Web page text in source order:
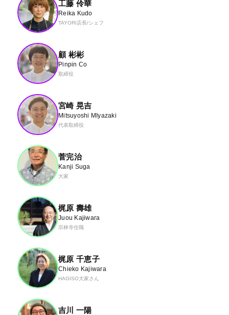
工藤 伶華
Reika Kudo
TAYORI店長/シェフ
顧 彬彬
Pinpin Co
取締役
宮崎 晃吉
Mitsuyoshi MIyazaki
代表取締役
菅完治
Kanji Suga
大家
梶原 壽雄
Juou Kajiwara
宗林寺住職
梶原 千恵子
Chieko Kajiwara
HAGISO大家さん
吉川 一陽